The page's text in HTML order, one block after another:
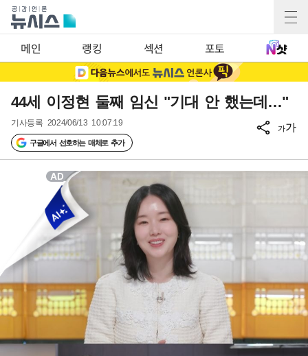
메인 랭킹 섹션 포토
44세 이정현 둘째 임신 "기대 안 했는데…"
기사등록 2024/06/13 10:07:19
구글에서 선호하는 매체로 추가
가가